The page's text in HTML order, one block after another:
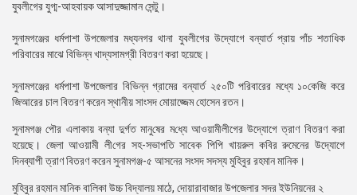
যুবলীগের যুগ্ম-আহবায়ক আসাদুজ্জামান সেন্টু।
সুনামগঞ্জের ধর্মপাশা উপজেলার মধ্যনগর থানা যুবলীগের উদ্যোগে বন্যার্ত প্রায় পাঁচ শতাধিক
পরিবারের মাঝে বিভিন্ন খাদ্যসামগ্রী বিতরণ করা হয়েছে।
সুনামগঞ্জের ধর্মপাশা উপজেলার বিভিন্ন গ্রামের বন্যার্ত ২৫০টি পরিবারের মধ্যে ১০কেজি করে
জিআরের চাল বিতরণ করেন স্থানীয় সাংসদ মোয়াজ্জেম হোসেন রতন।
সুনামগঞ্জ পৌর এলাকায় বন্যা দুর্গত মানু‌ষের ম‌ধ্যে আওয়ামীলীগের উদ্যোগে ত্রাণ বিতরণ করা
হয়েছে। জেলা আওয়ামী লী‌গের সহ-সভাপতি সাবেক পিপি খায়রুল কবির রুমেনের উদ্যোগে
দিনব্যাপী ত্রাণ বিতরণ করেন সুনামগঞ্জ-৫ আসনের সংসদ সদস্য মু‌হিবুর রহমান মা‌নিক।
মুহিবুর রহমান মানিক বালিকা উচ্চ বিদ্যালয় মাঠে, দোয়ারাবাজার উপজেলার সদর ইউনিয়নের ২